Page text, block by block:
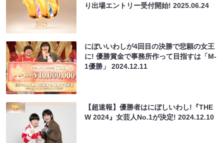
り出場エントリー受付開始!2025.06.24
にぼいいわしが4回目の決勝で悲願の女王
に! 優勝賞金で事務所作って目指すは「M-
1優勝」2024.12.11
【超速報】優勝者はにぼしいわし!『THE
W 2024』女芸人No.1が決定!2024.12.10